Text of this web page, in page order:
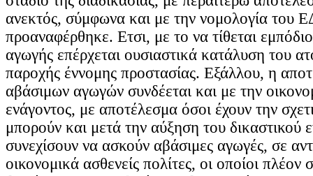
ανεκτός, σύμφωνα και με την νομολογία του
προαναφέρθηκε. Ετσι, με το να τίθεται
αγωγής επέρχεται ουσιαστικά κατάλυση του
παροχής έννομης προστασίας. Εξάλλου, η
αβάσιμων αγωγών συνδέεται και με την
ενάγοντος, με αποτέλεσμα όσοι έχουν την
μπορούν και μετά την αύξηση του δικαστικού
συνεχίσουν να ασκούν αβάσιμες αγωγές, σε
οικονομικά ασθενείς πολίτες, οι οποίοι πλέον